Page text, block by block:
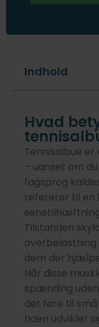
Indhold
Hvad
Tennisalbue
– uanset om
fagsprog
refererer til en
Tilstanden
dem der
Når disse
spænding
det føre til
tiden udvikler